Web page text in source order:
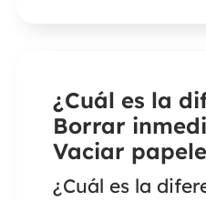
¿Cuál es la
Borrar
Vaciar
¿Cuál es la